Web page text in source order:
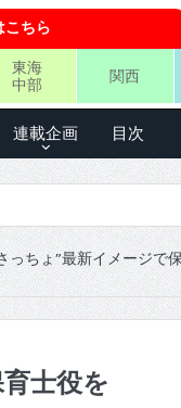
こちら
東海
中部
関西
連載企画 目次
ちょ”最新イメージで
士役を